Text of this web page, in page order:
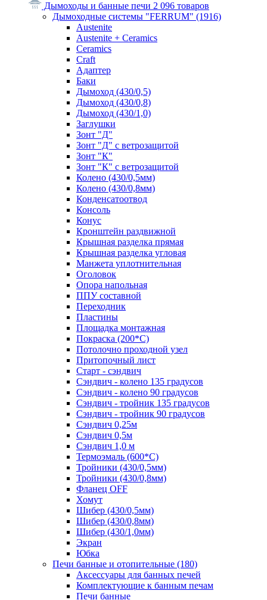
Дымоходы и банные печи 2 096 товаров
Дымоходные системы "FERRUM" (1916)
Austenite
Austenite + Ceramics
Ceramics
Craft
Адаптер
Баки
Дымоход (430/0,5)
Дымоход (430/0,8)
Дымоход (430/1,0)
Заглушки
Зонт "Д"
Зонт "Д" с ветрозащитой
Зонт "К"
Зонт "К" с ветрозащитой
Колено (430/0,5мм)
Колено (430/0,8мм)
Конденсатоотвод
Консоль
Конус
Кронштейн раздвижной
Крышная разделка прямая
Крышная разделка угловая
Манжета уплотнительная
Оголовок
Опора напольная
ППУ составной
Переходник
Пластины
Площадка монтажная
Покраска (200*С)
Потолочно проходной узел
Притопочный лист
Старт - сэндвич
Сэндвич - колено 135 градусов
Сэндвич - колено 90 градусов
Сэндвич - тройник 135 градусов
Сэндвич - тройник 90 градусов
Сэндвич 0,25м
Сэндвич 0,5м
Сэндвич 1,0 м
Термоэмаль (600*С)
Тройники (430/0,5мм)
Тройники (430/0,8мм)
Фланец OFF
Хомут
Шибер (430/0,5мм)
Шибер (430/0,8мм)
Шибер (430/1,0мм)
Экран
Юбка
Печи банные и отопительные (180)
Аксессуары для банных печей
Комплектующие к банным печам
Печи банные